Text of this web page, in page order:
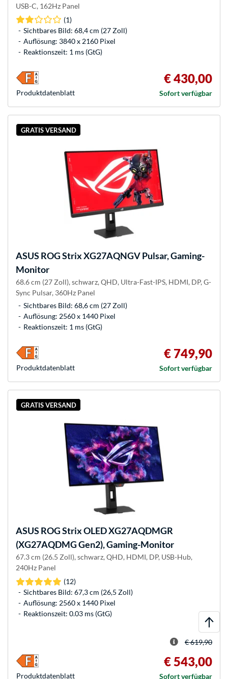
USB-C, 162Hz Panel
(1)
Sichtbares Bild: 68,4 cm (27 Zoll)
Auflösung: 3840 x 2160 Pixel
Reaktionszeit: 1 ms (GtG)
€ 430,00
Sofort verfügbar
Produkt­datenblatt
GRATIS VERSAND
ASUS ROG Strix XG27AQNGV Pulsar, Gaming-
Monitor
68.6 cm (27 Zoll), schwarz, QHD, Ultra-Fast-IPS, HDMI, DP, G-
Sync Pulsar, 360Hz Panel
Sichtbares Bild: 68,6 cm (27 Zoll)
Auflösung: 2560 x 1440 Pixel
Reaktionszeit: 1 ms (GtG)
€ 749,90
Sofort verfügbar
Produkt­datenblatt
GRATIS VERSAND
ASUS ROG Strix OLED XG27AQDMGR
(XG27AQDMG Gen2), Gaming-Monitor
67.3 cm (26.5 Zoll), schwarz, QHD, HDMI, DP, USB-Hub,
240Hz Panel
(12)
Sichtbares Bild: 67,3 cm (26,5 Zoll)
Auflösung: 2560 x 1440 Pixel
Reaktionszeit: 0.03 ms (GtG)
€ 619,90
€ 543,00
Sofort verfügbar
Produkt­datenblatt